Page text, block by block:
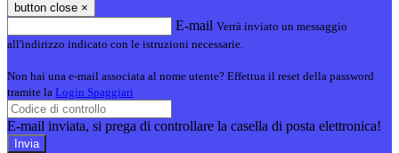
button close ×
E-mail Verrà inviato un messaggio
all'indirizzo indicato con le istruzioni necessarie.
Non hai una e-mail associata al nome utente? Effettua il reset della password
tramite la Login Spaggiari
E-mail inviata, si prega di controllare la casella di posta elettronica!